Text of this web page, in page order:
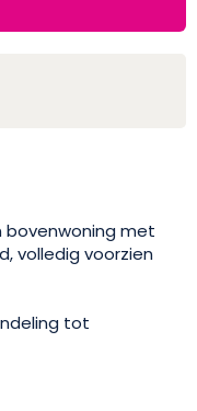
met
volledig voorzien
tot